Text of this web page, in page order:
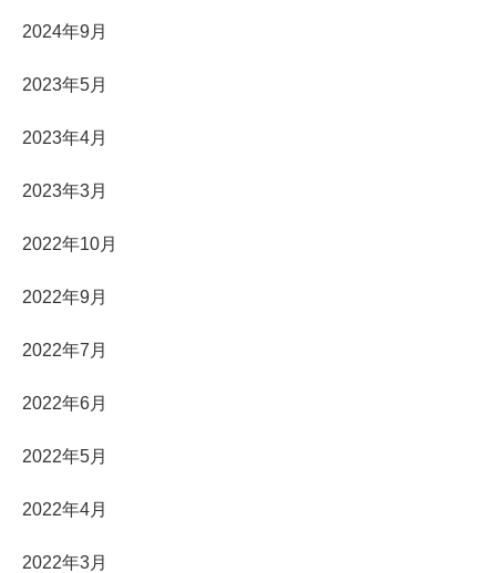
2024年9月
2023年5月
2023年4月
2023年3月
2022年10月
2022年9月
2022年7月
2022年6月
2022年5月
2022年4月
2022年3月